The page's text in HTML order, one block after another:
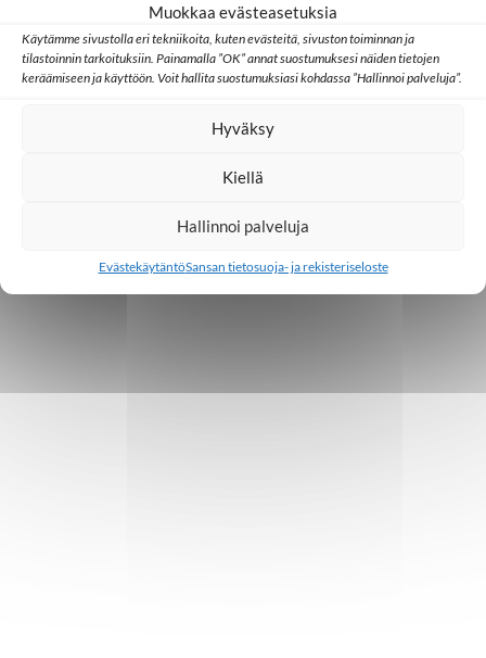
Muokkaa evästeasetuksia
Käytämme sivustolla eri tekniikoita, kuten evästeitä, sivuston toiminnan ja
tilastoinnin tarkoituksiin. Painamalla ”OK” annat suostumuksesi näiden tietojen
keräämiseen ja käyttöön. Voit hallita suostumuksiasi kohdassa ”Hallinnoi palveluja”.
Hyväksy
Kiellä
Hallinnoi palveluja
EvästekäytäntöSansan tietosuoja- ja rekisteriseloste